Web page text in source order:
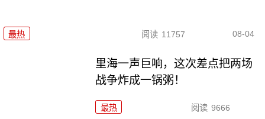
最热 阅读 11757 08-04
里海一声巨响，这次差点把两场
战争炸成一锅粥！
最热 阅读 9666